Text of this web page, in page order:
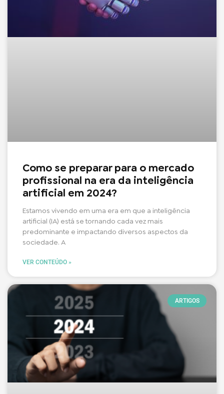
Como se preparar para o mercado
profissional na era da inteligência
artificial em 2024?
Estamos vivendo em uma era em que a inteligência
artificial (IA) está se tornando cada vez mais
predominante e impactando diversos aspectos da
sociedade. A
VER CONTEÚDO »
ARTIGOS